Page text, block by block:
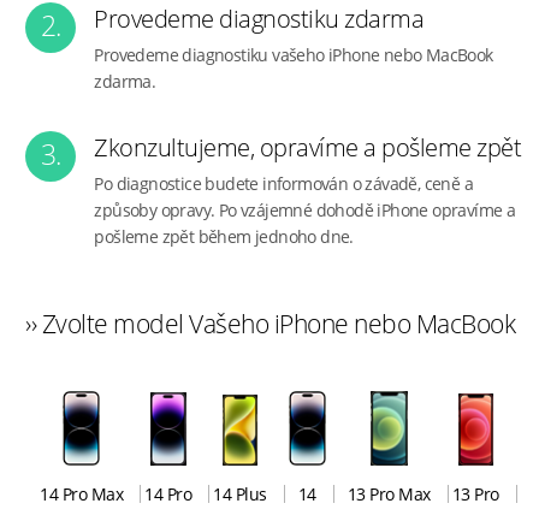
2. Provedeme diagnostiku zdarma
Provedeme diagnostiku vašeho iPhone nebo MacBook
zdarma.
3. Zkonzultujeme, opravíme a pošleme zpět
Po diagnostice budete informován o závadě, ceně a
způsoby opravy. Po vzájemné dohodě iPhone opravíme a
pošleme zpět během jednoho dne.
›› Zvolte model Vašeho iPhone nebo MacBook
14 Pro Max 14 Pro 14 Plus 14 13 Pro Max 13 Pro